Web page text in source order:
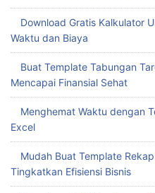
Download Gratis Kalkulator
Waktu dan Biaya
Buat Template Tabungan
Mencapai Finansial Sehat
Menghemat Waktu dengan
Excel
Mudah Buat Template
Tingkatkan Efisiensi Bisnis